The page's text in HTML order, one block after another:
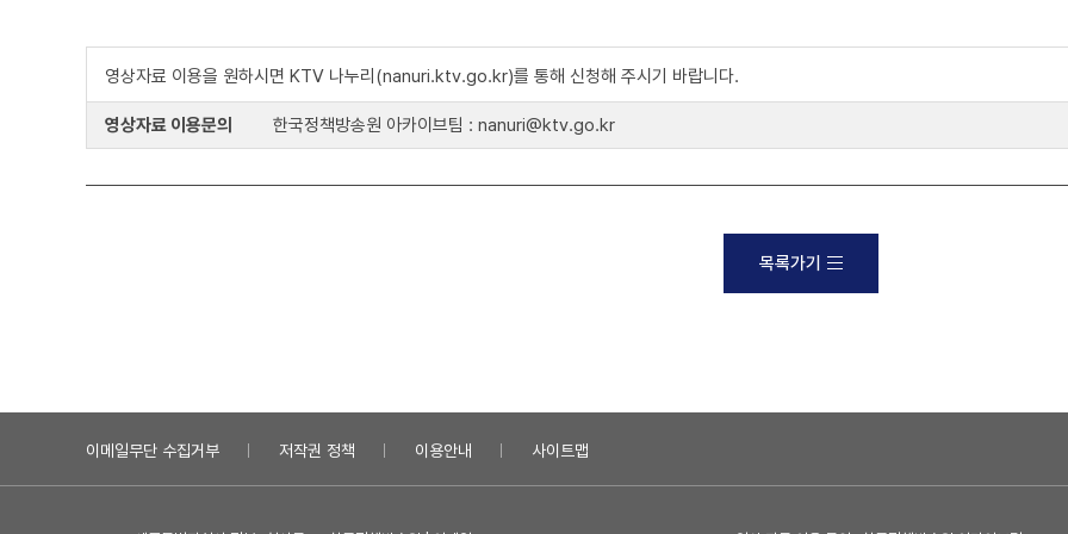
영상자료 이용을 원하시면 KTV 나누리(nanuri.ktv.go.kr)를 통해 신청해 주시기 바랍니다.
영상자료 이용문의 한국정책방송원 아카이브팀 : nanuri@ktv.go.kr
목록가기
이메일무단 수집거부 저작권 정책 이용안내 사이트맵